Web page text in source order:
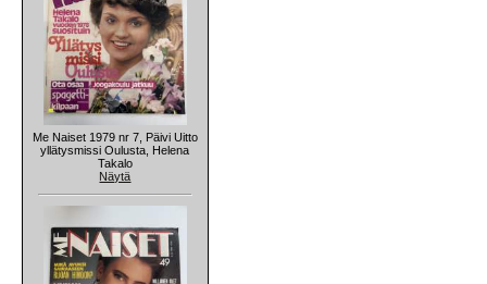
Me Naiset 1979 nr 7, Päivi Uitto
yllätysmissi Oulusta, Helena
Takalo
Näytä